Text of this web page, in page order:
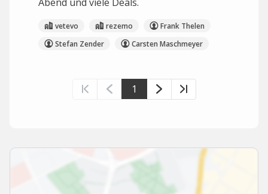
vetevo rezemo
Frank Thelen
Stefan Zender
Carsten Maschmeyer
1